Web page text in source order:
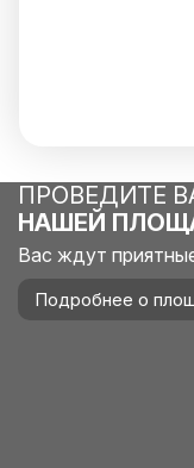
ПРОВЕДИТЕ
НАШЕЙ
Вас ждут
Подробнее о